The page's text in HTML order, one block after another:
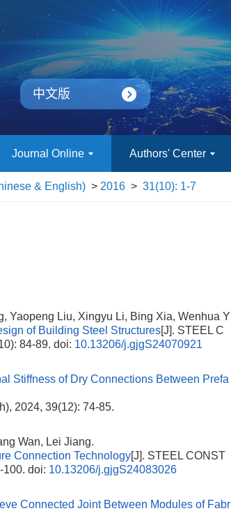
中文版
Journal Online Authors' Center
& English) > 2016 > 31(10): 1-7
Yaopeng Liu, Xingyu Li, Bing Xia, Wenhua Y
of Building Steel Structures[J]. STEEL C
84-89. doi: 10.13206/j.gjgS24070921
Stiffness of Dry Connections Between Prefa
2024, 39(12): 74-85.
Wan, Lei Jiang.
Connection Technology[J]. STEEL CONST
100. doi: 10.13206/j.gjgS24083026
Connected Joint Between Modules of Fabr